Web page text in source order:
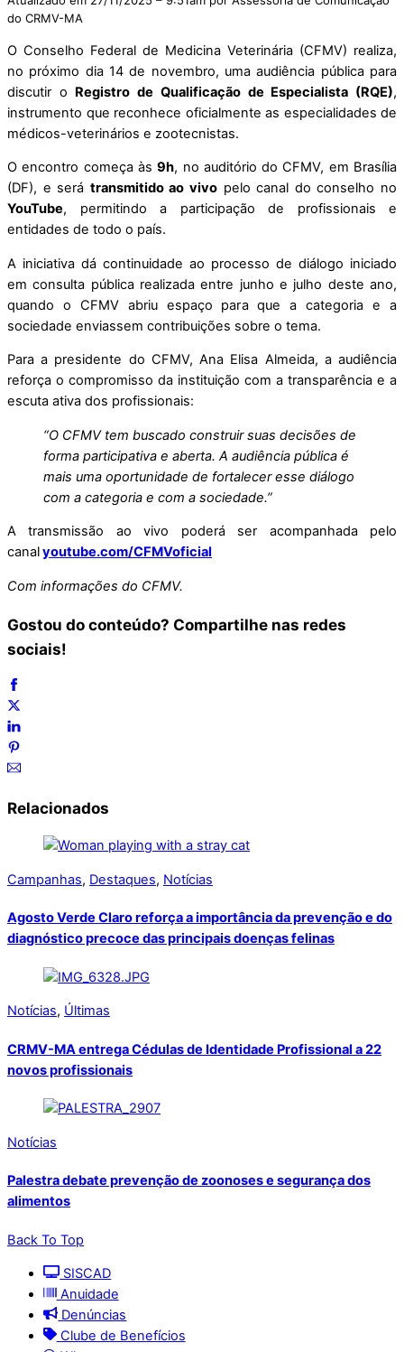
do CRMV-MA
O Conselho Federal de Medicina Veterinária (CFMV) realiza,
no próximo dia 14 de novembro, uma audiência pública para
discutir o Registro de Qualificação de Especialista (RQE),
instrumento que reconhece oficialmente as especialidades de
médicos-veterinários e zootecnistas.
O encontro começa às9h, no auditório do CFMV, em Brasília
(DF), e será transmitido ao vivo pelo canal do conselho no
YouTube, permitindo a participação de profissionais e
entidades de todo o país.
A iniciativa dá continuidade ao processo de diálogo iniciado
em consulta pública realizada entre junho e julho deste ano,
quando o CFMV abriu espaço para que a categoria e a
sociedade enviassem contribuições sobre o tema.
Para a presidente do CFMV, Ana Elisa Almeida, a audiência
reforça o compromisso da instituição com a transparência e a
escuta ativa dos profissionais:
“O CFMV tem buscado construir suas decisões de
forma participativa e aberta. A audiência pública é
mais uma oportunidade de fortalecer esse diálogo
com a categoria e com a sociedade.”
A transmissão ao vivo poderá ser acompanhada pelo
canalyoutube.com/CFMVoficial
Com informações do CFMV.
Gostou do conteúdo? Compartilhe nas redes
sociais!
Relacionados
Campanhas, Destaques, Notícias
Agosto Verde Claro reforça a importância da prevenção e do
diagnóstico precoce das principais doenças felinas
Notícias, Últimas
CRMV-MA entrega Cédulas de Identidade Profissional a 22
novos profissionais
Notícias
Palestra debate prevenção de zoonoses e segurança dos
alimentos
Back To Top
SISCAD
Anuidade
Denúncias
Clube de Benefícios